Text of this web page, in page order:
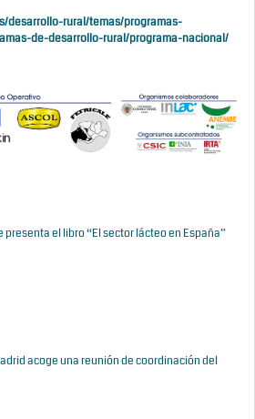
desarrollo-rural/temas/programas-
de-desarrollo-rural/programa-nacional/
presenta el libro “El sector lácteo en España”
acoge una reunión de coordinación del